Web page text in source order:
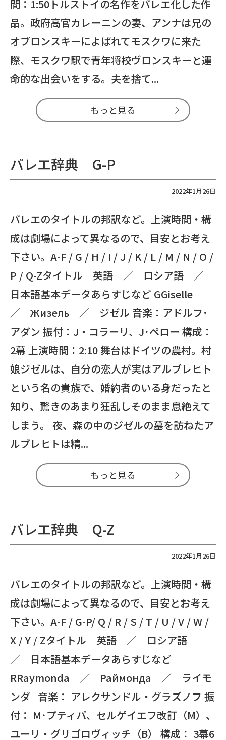
間：1:50トルストイの名作をバレエ化した作
品。政府高官カレーニンの妻、アンナは兄の
オブロンスキーによばれてモスクワに来た
際、モスクワ駅で青年将校ヴロンスキーと運
命的な出会いをする。夫を捨て...
もっと見る
バレエ辞典 G-P
2022年1月26日
バレエのタイトルの邦訳など。上演時間・構
成は劇場によって異なるので、目安とお考え
下さい。A-F / G / H / I / J / K / L / M / N / O /
P / Q-Zタイトル 英語 ／ ロシア語 ／
日本語基本データあらすじなど GGiselle
／ Жизель ／ ジゼル 音楽：アドルフ･
アダン 振付：J・コラーリ、J･ペロー 構成：
2幕 上演時間：2:10 舞台はドイツの農村。村
娘ジゼルは、自分の恋人が実はアルブレヒト
という名の貴族で、婚約者のいる身だったと
知り、驚きのあまり狂乱しそのまま息絶えて
しまう。 夜、森の中のジゼルの墓を訪ねたア
ルブレヒトは精...
もっと見る
バレエ辞典 Q-Z
2022年1月26日
バレエのタイトルの邦訳など。上演時間・構
成は劇場によって異なるので、目安とお考え
下さい。A-F / G-P/ Q / R / S / T / U / V / W /
X / Y / Zタイトル 英語 ／ ロシア語
／ 日本語基本データあらすじなど
RRaymonda ／ Раймонда ／ ライモ
ンダ 音楽： アレクサンドル・グラズノフ 振
付： M･プティパ、セルゲイエフ改訂（M）、
ユーリ・グリゴロヴィッチ（B） 構成： 3幕6